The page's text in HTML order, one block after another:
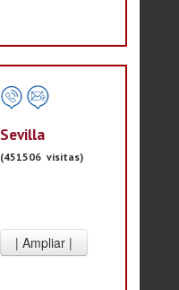
Sevilla
(451506 visitas)